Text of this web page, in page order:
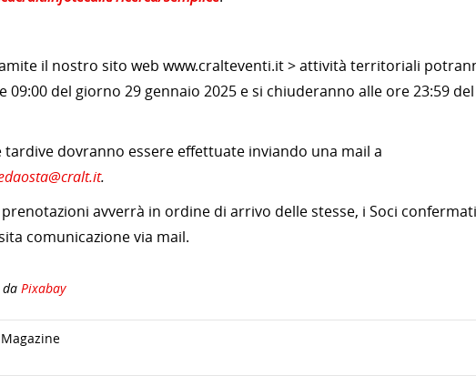
il nostro sito web www.cralteventi.it > attività territoriali
09:00 del giorno 29 gennaio 2025 e si chiuderanno alle ore 23:59
tardive dovranno essere effettuate inviando una mail a
.
avverrà in ordine di arrivo delle stesse, i Soci confermati
comunicazione via mail.
da Pixabay